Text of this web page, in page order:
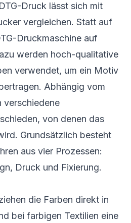
Druck lässt sich mit
vergleichen. Statt auf
Druckmaschine auf
werden hoch-qualitative
verwendet, um ein Motiv
Abhängig vom
verschiedene
von denen das
Grundsätzlich besteht
aus vier Prozessen:
Druck und Fixierung.
die Farben direkt in
bei farbigen Textilien eine